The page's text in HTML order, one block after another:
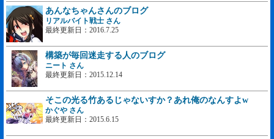
あんなちゃんさんのブログ
リアルバイト戦士 さん
最終更新日：2016.7.25
構築が毎回迷走する人のブログ
ニート さん
最終更新日：2015.12.14
そこの光る竹あるじゃないすか？あれ俺のなんすよw
かぐや さん
最終更新日：2015.6.15